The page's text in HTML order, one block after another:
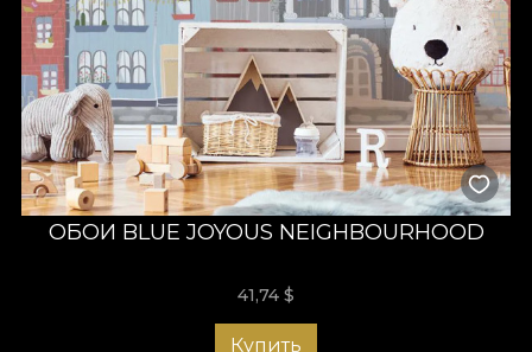
ОБОИ BLUE JOYOUS NEIGHBOURHOOD
41,74 $
Купить